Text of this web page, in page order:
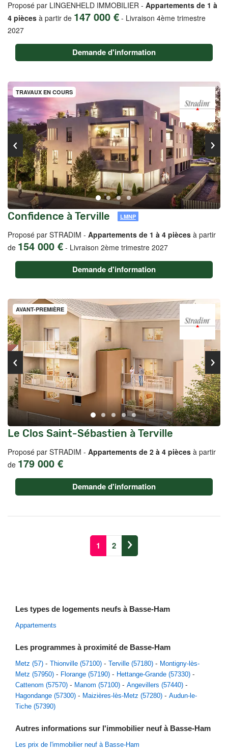
Proposé par LINGENHELD IMMOBILIER - Appartements de 1 à
4 pièces à partir de 147 000 € - Livraison 4ème trimestre
2027
Demande d'information
TRAVAUX EN COURS
Confidence à Terville LMNP
Proposé par STRADIM - Appartements de 1 à 4 pièces à partir
de 154 000 € - Livraison 2ème trimestre 2027
Demande d'information
AVANT-PREMIÈRE
Le Clos Saint-Sébastien à Terville
Proposé par STRADIM - Appartements de 2 à 4 pièces à partir
de 179 000 €
Demande d'information
1 2
Les types de logements neufs à Basse-Ham
Appartements
Les programmes à proximité de Basse-Ham
Metz (57) Thionville (57100) Terville (57180)
Montigny-lès-
Metz (57950)
Florange (57190)
Hettange-Grande (57330)
Cattenom (57570)
Manom (57100)
Angevillers (57440)
Hagondange (57300)
Maizières-lès-Metz (57280)
Audun-le-
Tiche (57390)
Autres informations sur l'immobilier neuf à Basse-Ham
Les prix de l'immobilier neuf à Basse-Ham